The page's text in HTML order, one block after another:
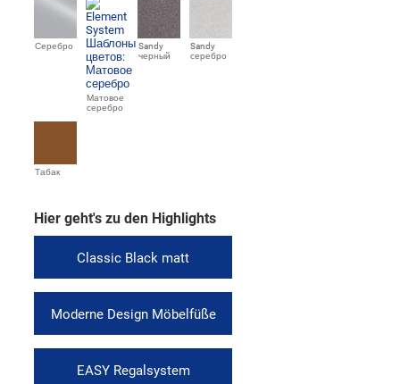
Серебро
Матовое
серебро
Sandy
черный
Sandy
серебро
Табак
Hier geht's zu den Highlights
Classic Black matt
Moderne Design Möbelfüße
EASY Regalsystem